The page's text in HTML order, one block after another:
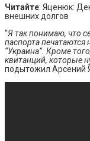
Читайте: Яценюк:
внешних долгов
“Я так понимаю, что
паспорта
“Украина”. Кроме
квитанций, которые
подытожил Арсений